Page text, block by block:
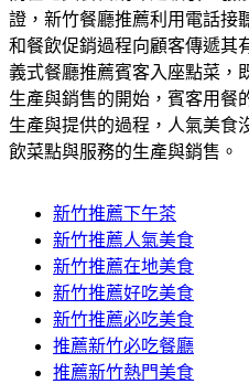
證，新竹餐廳推薦利用電話接
和餐飲促銷過程向顧客傳遞其
義式餐廳推薦賓客入座點菜，
生產與銷售的開始，賓客用餐
生產與提供的過程，人氣美食
飲菜點與服務的生產與銷售。
新竹推薦下午茶
新竹推薦人氣美食
新竹推薦在地美食
新竹推薦好吃美食
新竹推薦必吃美食
推薦新竹必吃餐廳
推薦新竹熱門美食